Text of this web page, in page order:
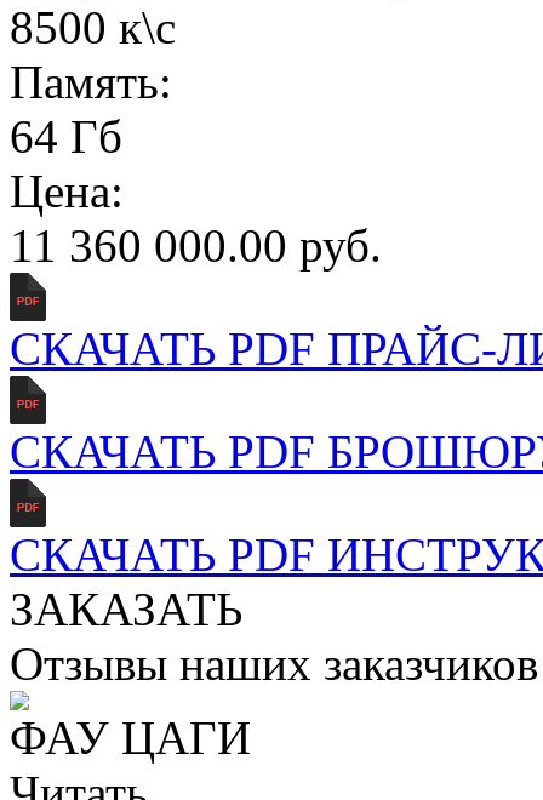
8500 к\с
Память:
64 Гб
Цена:
11 360 000.00 руб.
СКАЧАТЬ PDF ПРАЙС-
СКАЧАТЬ PDF
СКАЧАТЬ PDF
ЗАКАЗАТЬ
Отзывы наших заказчиков
ФАУ ЦАГИ